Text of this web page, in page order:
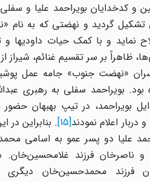
داخلی میان خوانین و کدخدایان بویراحمد
تشکیل گردید و نهضتی که به
نماید و با کمک حیات داودیها و
ظاهراً بر سر تقسیم غنائم‌، شیراز
«نهضت جنوب» جامه عمل
بویراحمد سفلی به رهبری
بویراحمد،‌ در تیپ بهبهان
اعلام نمودند[15]
. بنابراین در
علیا دو پسر عمو به اسامی
ناصرخان فرزند غلامحسین‌خان.
فرزند محمدحسین‌خان دیگری